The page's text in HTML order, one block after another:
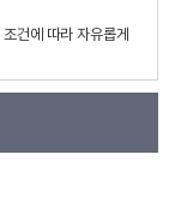
조건에 따라 자유롭게